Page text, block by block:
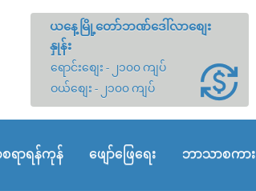
ယနေ့မြို့တော်ဘဏ်ဒေါ်လာစျေး
နှုန်း
ရောင်းစျေး - ၂၁၀၀ ကျပ်
ဝယ်စျေး - ၂၁၀၀ ကျပ်
ရာရန်ကုန် ဖျော်ဖြေရေး ဘာသာစကား